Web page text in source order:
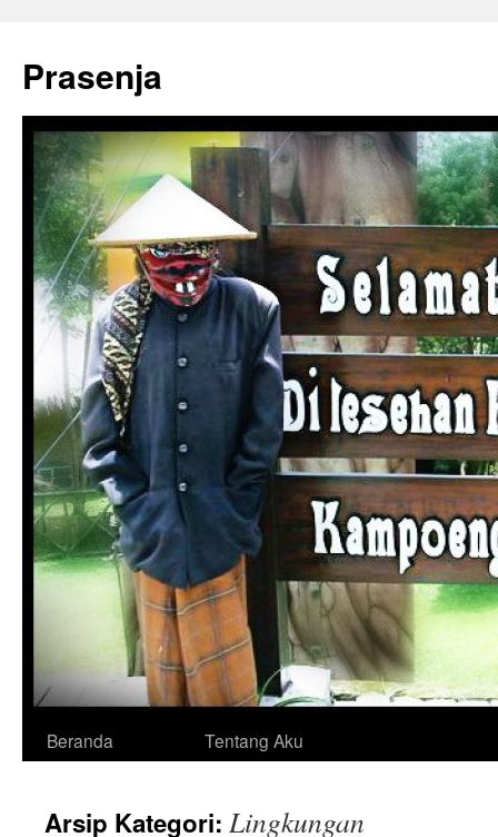
Prasenja
Langsung
isi
Beranda Tentang Aku
Arsip Kategori: Lingkungan